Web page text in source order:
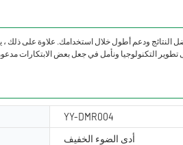
ودعم أطول خلال استخدامك. علاوة على ذلك ،
YY-DMR004
أدى الضوء الخفيف